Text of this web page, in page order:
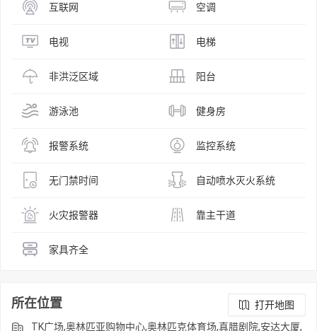
互联网 空调
电视 电梯
非洪泛区域 阳台
游泳池 健身房
报警系统 监控系统
无门禁时间 自动喷水灭火系统
火灾报警器 靠主干道
家具齐全
所在位置
打开地图
TK广场,奥林匹亚购物中心,奥林匹克体育场,真腊剧院,安达大厦,